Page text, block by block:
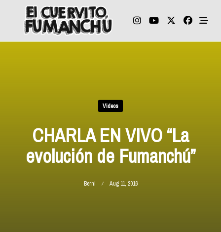
content
Videos
CHARLA EN VIVO “La
evolución de Fumanchú”
Berni Aug 11, 2016